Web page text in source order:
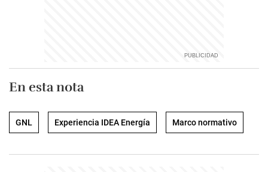
En esta nota
GNL Experiencia IDEA Energía Marco normativo